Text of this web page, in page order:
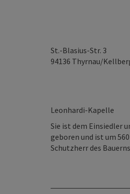
St.-Blasius-Str. 3
94136 Thyrnau/
Leonhardi-Kapelle
Sie ist dem Einsiedler
geboren und ist um
Schutzherr des